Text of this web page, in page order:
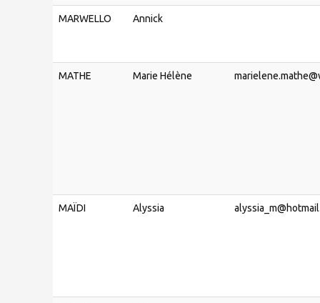
MARWELLO Annick
MATHE Marie Hélène
MAÏDI Alyssia